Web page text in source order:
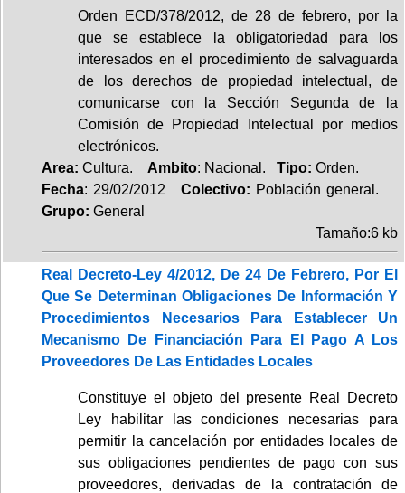
Orden ECD/378/2012, de 28 de febrero, por la
que se establece la obligatoriedad para los
interesados en el procedimiento de salvaguarda
de los derechos de propiedad intelectual, de
comunicarse con la Sección Segunda de la
Comisión de Propiedad Intelectual por medios
electrónicos.
Area: Cultura. Ambito: Nacional. Tipo: Orden.
Fecha: 29/02/2012 Colectivo: Población general.
Grupo: General
Tamaño:6 kb
Real Decreto-Ley 4/2012, De 24 De Febrero, Por El
Que Se Determinan Obligaciones De Información Y
Procedimientos Necesarios Para Establecer Un
Mecanismo De Financiación Para El Pago A Los
Proveedores De Las Entidades Locales
Constituye el objeto del presente Real Decreto
Ley habilitar las condiciones necesarias para
permitir la cancelación por entidades locales de
sus obligaciones pendientes de pago con sus
proveedores, derivadas de la contratación de